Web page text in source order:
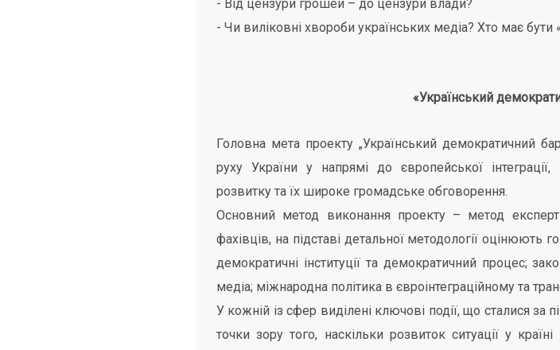
- Від цензури грошей – до цензури влади?
- Чи виліковні хвороби українських медіа? Хто має бути
«Український
Головна мета проекту „Український демократичний
руху України у напрямі до європейської
розвитку та їх широке громадське обговорення.
Основний метод виконання проекту – метод
фахівців, на підставі детальної методології оцінюють
демократичні інституції та демократичний процес;
медіа; міжнародна політика в євроінтеграційному та
У кожній із сфер виділені ключові події, що сталися
точки зору того, наскільки розвиток ситуації у